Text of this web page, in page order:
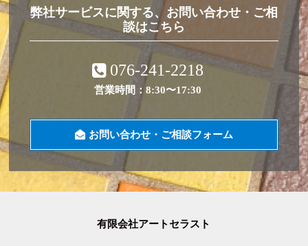
弊社サービスに関する、お問い合わせ・ご相
談はこちら
076-241-2218
営業時間：8:30〜17:30
お問い合わせ・ご相談フォーム
有限会社アートセラスト